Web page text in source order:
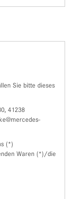
Sie bitte dieses
41238
(*)
Waren (*)/die